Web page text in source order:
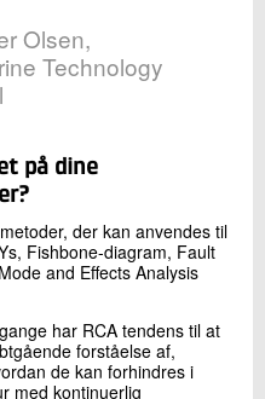
Olsen,
Technology
på dine
der kan anvendes til
Fishbone-diagram, Fault
and Effects Analysis
har RCA tendens til at
forståelse af,
de kan forhindres i
med kontinuerlig